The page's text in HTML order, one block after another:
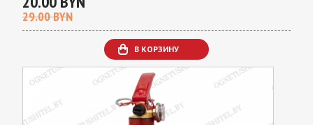
29.00 BYN
В КОРЗИНУ